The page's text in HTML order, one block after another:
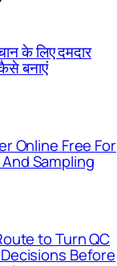
के लिए दमदार
बनाएं
Online Free For
Sampling
to Turn QC
Before